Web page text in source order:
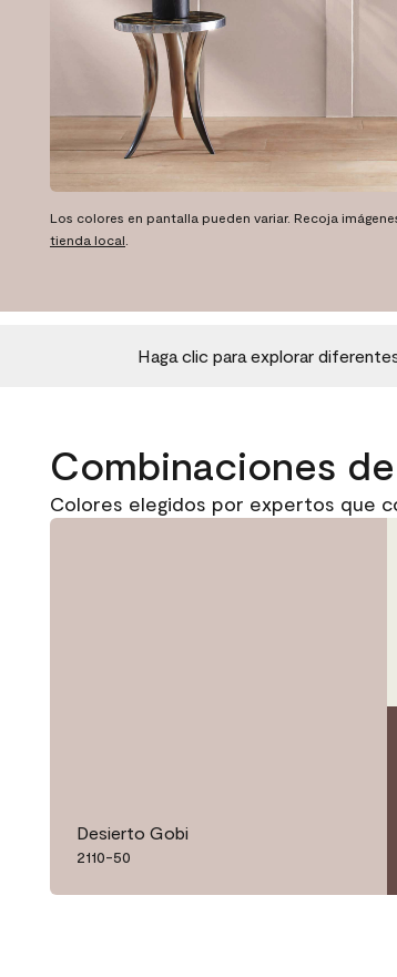
Los colores en pantalla pueden variar. Recoja
tienda local
Haga clic para explorar
Combinaciones
Colores elegidos por expertos que
Desierto Gobi
2110-50